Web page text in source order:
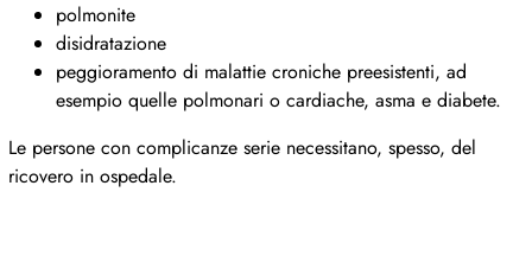
polmonite
disidratazione
peggioramento di malattie croniche preesistenti, ad
esempio quelle polmonari o cardiache, asma e diabete.
Le persone con complicanze serie necessitano, spesso, del
ricovero in ospedale.